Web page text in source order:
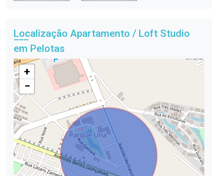
Localização Apartamento / Loft Studio
em Pelotas
+
−